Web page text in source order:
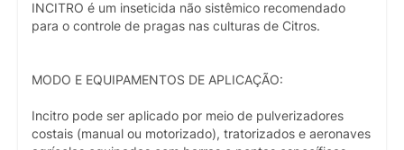
INCITRO é um inseticida não sistêmico recomendado
para o controle de pragas nas culturas de Citros.
MODO E EQUIPAMENTOS DE APLICAÇÃO:
Incitro pode ser aplicado por meio de pulverizadores
costais (manual ou motorizado), tratorizados e aeronaves